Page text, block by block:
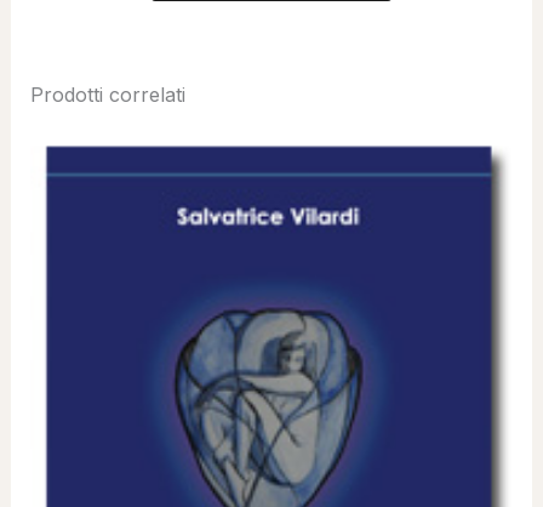
Prodotti correlati